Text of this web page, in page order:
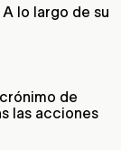
A lo largo de su
de
las acciones